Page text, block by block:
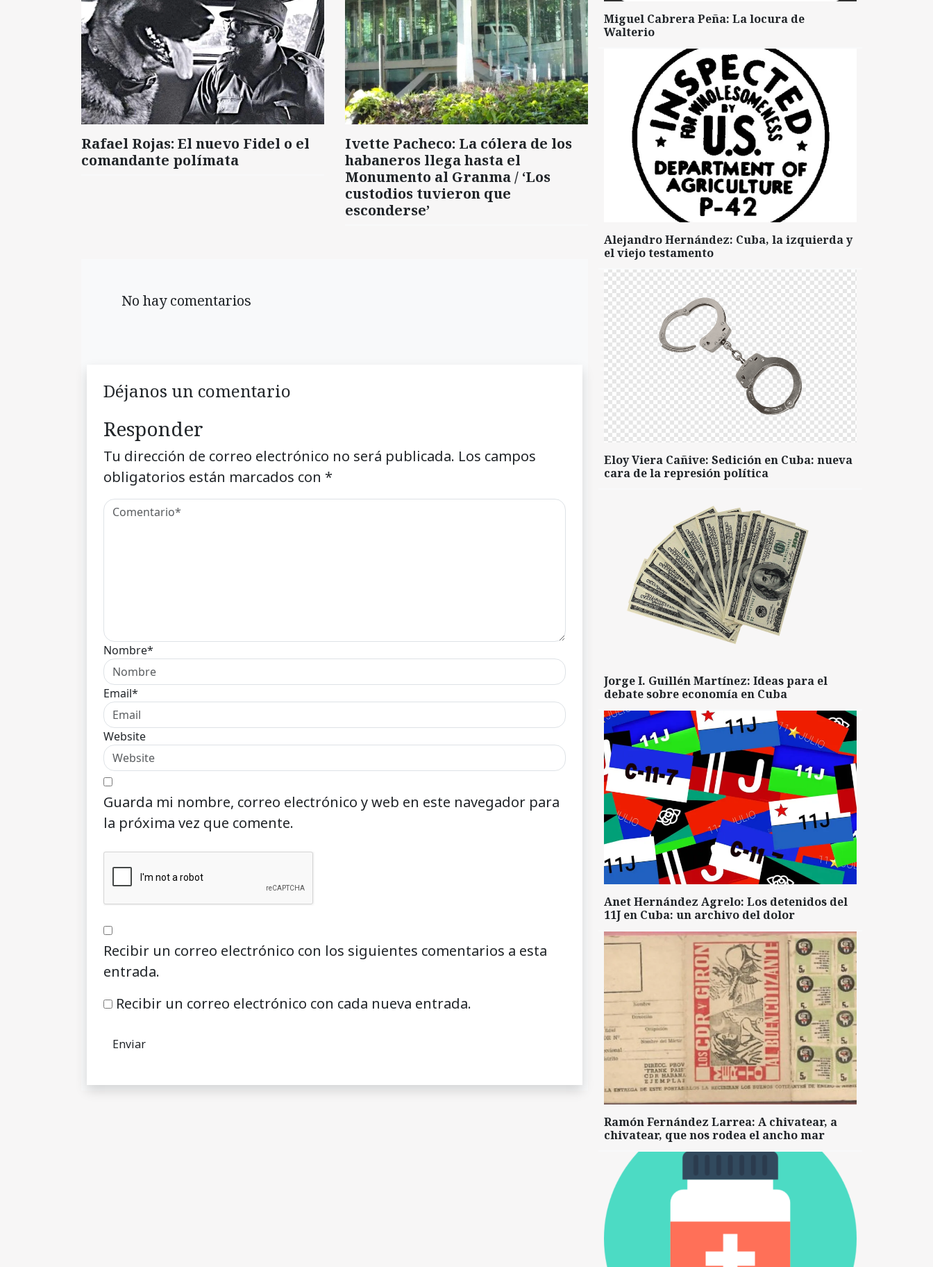
Rafael Rojas: El nuevo Fidel o el
comandante polímata
Ivette Pacheco: La cólera de los
habaneros llega hasta el
Monumento al Granma / ‘Los
custodios tuvieron que
esconderse’
No hay comentarios
Déjanos un comentario
Responder
Tu dirección de correo electrónico no será publicada. Los campos
obligatorios están marcados con *
Nombre*
Email*
Website
Guarda mi nombre, correo electrónico y web en este navegador para
la próxima vez que comente.
Recibir un correo electrónico con los siguientes comentarios a esta
entrada.
Recibir un correo electrónico con cada nueva entrada.
Miguel Cabrera Peña: La locura de
Walterio
Alejandro Hernández: Cuba, la izquierda y
el viejo testamento
Eloy Viera Cañive: Sedición en Cuba: nueva
cara de la represión política
Jorge I. Guillén Martínez: Ideas para el
debate sobre economía en Cuba
Anet Hernández Agrelo: Los detenidos del
11J en Cuba: un archivo del dolor
Ramón Fernández Larrea: A chivatear, a
chivatear, que nos rodea el ancho mar